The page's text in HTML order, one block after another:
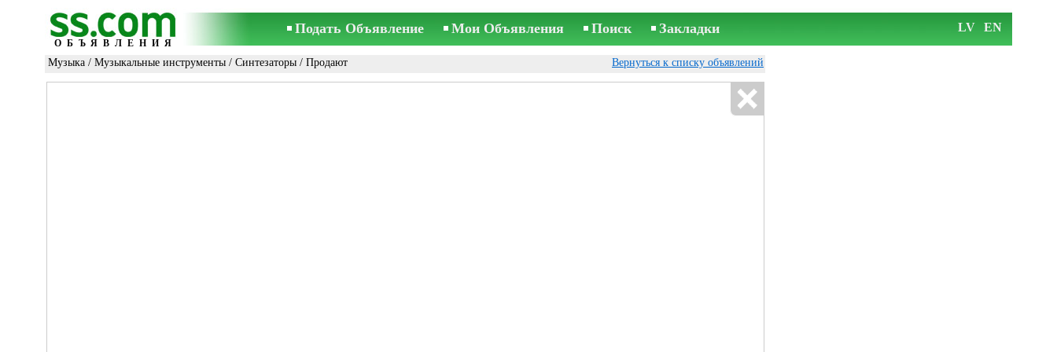
ОБЪЯВЛЕНИЯ
Подать Объявление Мои Объявления Поиск Закладки LV EN
Музыка / Музыкальные инструменты / Синтезаторы / Продают Вернуться к списку объявлений